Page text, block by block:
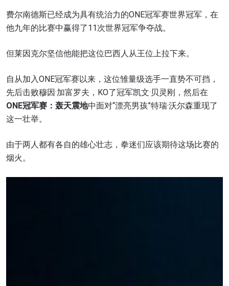
费尔南德斯已经成为具有统治力的ONE冠军赛世界冠军，在
他九年的比赛中赢得了11次世界冠军争夺战。
但莱因克尔坚信他能把这位巴西人从王位上拉下来。
自从加入ONE冠军赛以来，这位雏量级选手一直势不可挡，
先后击败穆因·加富罗夫，KO了冠军凯文·贝灵刚，然后在
ONE冠军赛：轰天震地中面对“漂亮男孩”特瑞·沃尔森重现了
这一壮举。
由于两人都有各自的雄心壮志，拳迷们应该期待这场比赛的
烟火。